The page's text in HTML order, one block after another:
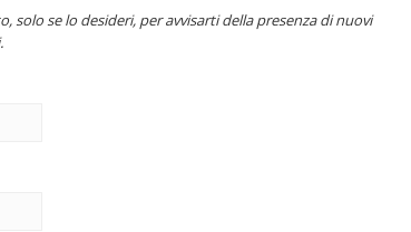
solo se lo desideri, per avvisarti della presenza di nuovi